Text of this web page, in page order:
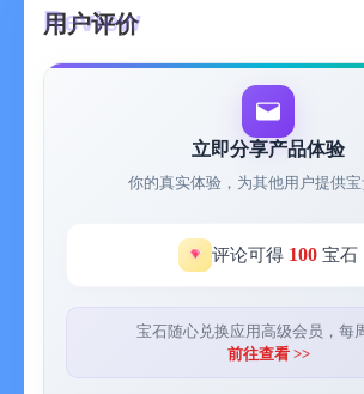
用户评价
立即分享产品体验
你的真实体验，为其他用户提供
评论可得 100 宝石
宝石随心兑换应用高级会员，每
前往查看 >>